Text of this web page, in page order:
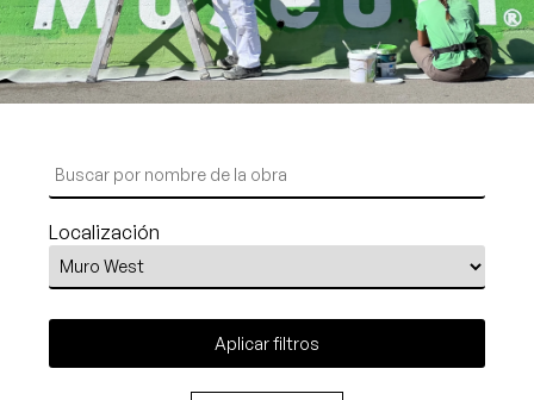
Localización
Aplicar filtros